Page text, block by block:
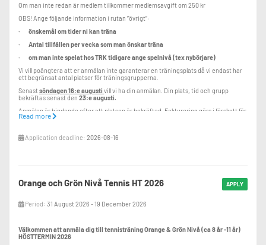
Om man inte redan är medlem tillkommer medlemsavgift om 250 kr
OBS! Ange följande information i rutan ”övrigt”:
· önskemål om tider ni kan träna
· Antal tillfällen per vecka som man önskar träna
· om man inte spelat hos TRK tidigare ange spelnivå (tex nybörjare)
Vi vill poängtera att er anmälan inte garanterar en träningsplats då vi endast har
ett begränsat antal platser för träningsgrupperna.
Senastsöndagen 16:e augusti vill vi ha din anmälan. Din plats, tid och grupp
bekräftas senast den 23:e augusti.
Anmälan är bindande efter att platsen är bekräftad. Fakturering görs i förskott för
hela sommarterminen.
Read more
Application deadline: 2026-08-16
APPLY
Orange och Grön Nivå Tennis HT 2026
Period: 31 August 2026 - 19 December 2026
Välkommen att anmäla dig till tennisträning Orange & Grön Nivå (ca 8 år -11 år)
HÖSTTERMIN 2026